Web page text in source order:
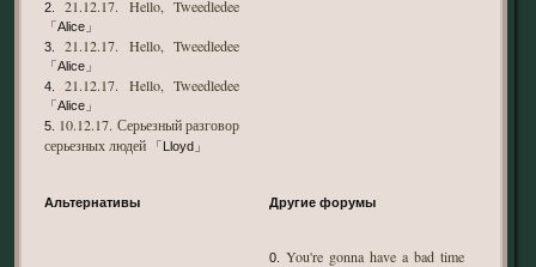
2.21.12.17. Hello, Tweedledee
「Alice」
3.21.12.17. Hello, Tweedledee
「Alice」
4.21.12.17. Hello, Tweedledee
「Alice」
5.
10.12.17. Серьезный разговор
серьезных людей「Lloyd」
Альтернативы Другие форумы
0. You're gonna have a bad time